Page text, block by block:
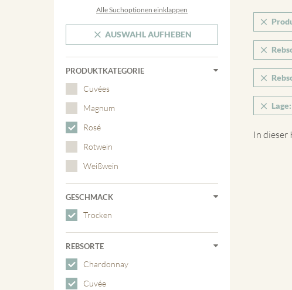
Alle Suchoptionen einklappen
AUSWAHL AUFHEBEN
PRODUKTKATEGORIE
Cuvées
Magnum
Rosé
Rotwein
Weißwein
GESCHMACK
Trocken
REBSORTE
Chardonnay
Cuvée
Lage:
In dieser